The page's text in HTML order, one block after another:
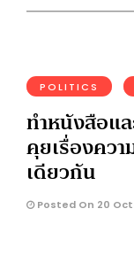
POLITICS
ทำหนังสือแ
คุยเรื่องคว
เดียวกัน
Posted On 20